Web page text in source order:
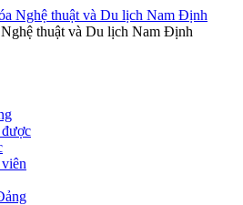
thuật và Du lịch Nam Định